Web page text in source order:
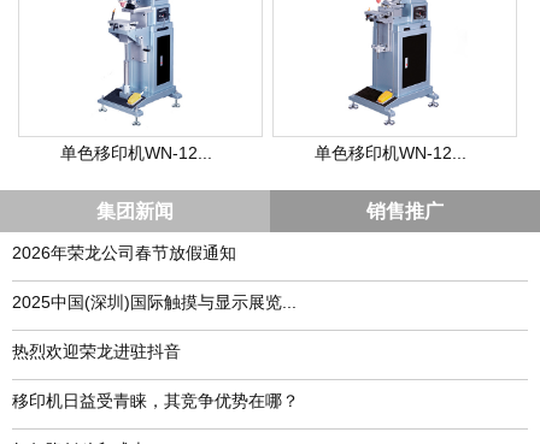
单色移印机WN-12... 单色移印机WN-12...
集团新闻 销售推广
2026年荣龙公司春节放假通知
​2025中国(深圳)国际触摸与显示展览...
热烈欢迎荣龙进驻抖音
移印机日益受青睐，其竞争优势在哪？